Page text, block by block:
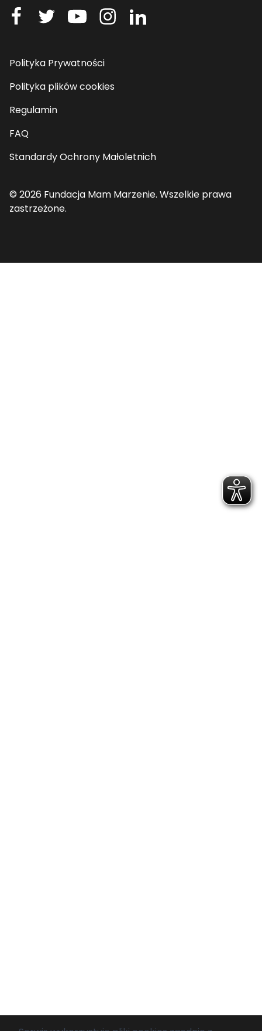
Polityka Prywatności
Polityka plików cookies
Regulamin
FAQ
Standardy Ochrony Małoletnich
© 2026 Fundacja Mam Marzenie. Wszelkie prawa
zastrzeżone.